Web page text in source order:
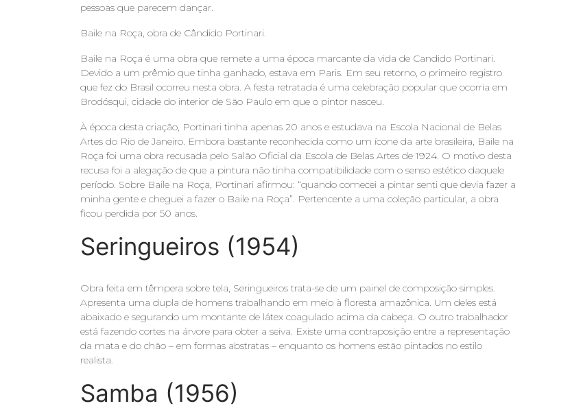
pessoas que parecem dançar.
Baile na Roça, obra de Cândido Portinari.
Baile na Roça é uma obra que remete a uma época marcante da vida de Candido Portinari.
Devido a um prêmio que tinha ganhado, estava em Paris. Em seu retorno, o primeiro registro
que fez do Brasil ocorreu nesta obra. A festa retratada é uma celebração popular que ocorria em
Brodósqui, cidade do interior de São Paulo em que o pintor nasceu.
À época desta criação, Portinari tinha apenas 20 anos e estudava na Escola Nacional de Belas
Artes do Rio de Janeiro. Embora bastante reconhecida como um ícone da arte brasileira, Baile na
Roça foi uma obra recusada pelo Salão Oficial da Escola de Belas Artes de 1924. O motivo desta
recusa foi a alegação de que a pintura não tinha compatibilidade com o senso estético daquele
período. Sobre Baile na Roça, Portinari afirmou: “quando comecei a pintar senti que devia fazer a
minha gente e cheguei a fazer o Baile na Roça”. Pertencente a uma coleção particular, a obra
ficou perdida por 50 anos.
Seringueiros (1954)
Obra feita em têmpera sobre tela, Seringueiros trata-se de um painel de composição simples.
Apresenta uma dupla de homens trabalhando em meio à floresta amazônica. Um deles está
abaixado e segurando um montante de látex coagulado acima da cabeça. O outro trabalhador
está fazendo cortes na árvore para obter a seiva. Existe uma contraposição entre a representação
da mata e do chão – em formas abstratas – enquanto os homens estão pintados no estilo
realista.
Samba (1956)